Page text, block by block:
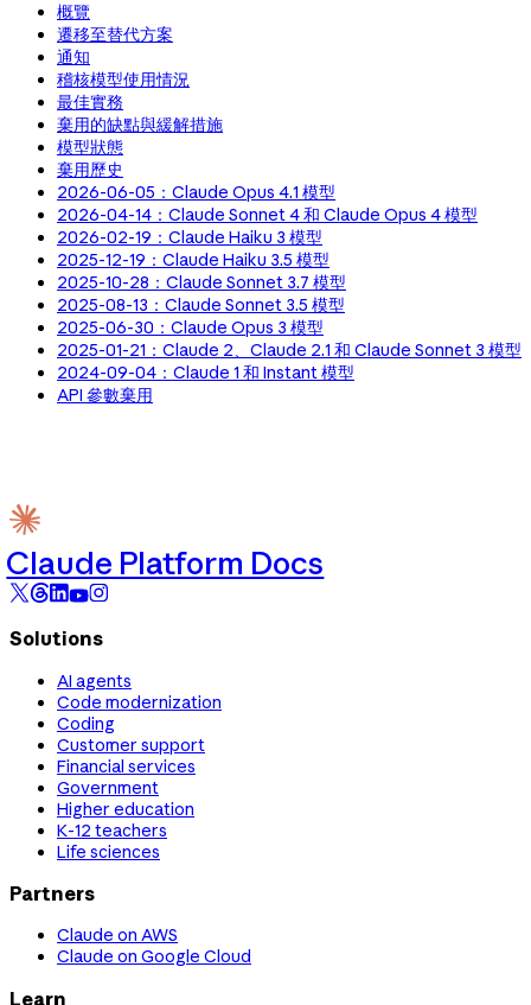
概覽
遷移至替代方案
通知
稽核模型使用情況
最佳實務
棄用的缺點與緩解措施
模型狀態
棄用歷史
2026-06-05：Claude Opus 4.1 模型
2026-04-14：Claude Sonnet 4 和 Claude Opus 4 模型
2026-02-19：Claude Haiku 3 模型
2025-12-19：Claude Haiku 3.5 模型
2025-10-28：Claude Sonnet 3.7 模型
2025-08-13：Claude Sonnet 3.5 模型
2025-06-30：Claude Opus 3 模型
2025-01-21：Claude 2、Claude 2.1 和 Claude Sonnet 3 模型
2024-09-04：Claude 1 和 Instant 模型
API 參數棄用
Claude Platform Docs
Solutions
AI agents
Code modernization
Coding
Customer support
Financial services
Government
Higher education
K-12 teachers
Life sciences
Partners
Claude on AWS
Claude on Google Cloud
Learn